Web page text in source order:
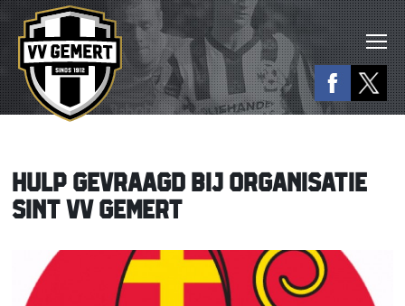
HULP GEVRAAGD BIJ ORGANISATIE
SINT VV GEMERT